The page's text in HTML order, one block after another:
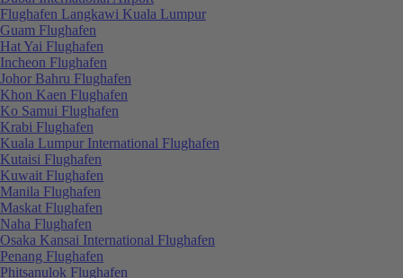
Flughafen Langkawi Kuala Lumpur
Guam Flughafen
Hat Yai Flughafen
Incheon Flughafen
Johor Bahru Flughafen
Khon Kaen Flughafen
Ko Samui Flughafen
Krabi Flughafen
Kuala Lumpur International Flughafen
Kutaisi Flughafen
Kuwait Flughafen
Manila Flughafen
Maskat Flughafen
Naha Flughafen
Osaka Kansai International Flughafen
Penang Flughafen
Phitsanulok Flughafen